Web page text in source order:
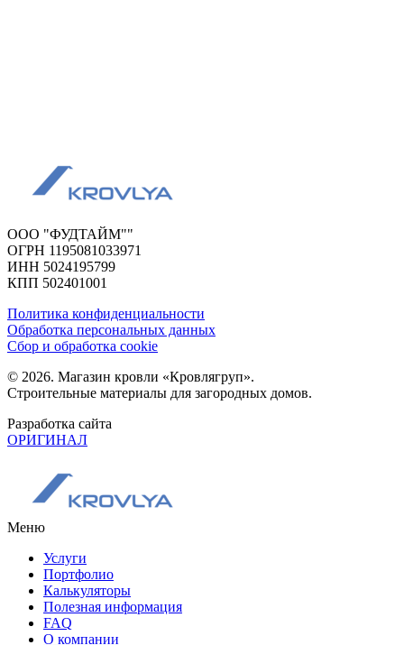
ООО "ФУДТАЙМ""
ОГРН 1195081033971
ИНН 5024195799
КПП 502401001
Политика конфиденциальности
Обработка персональных данных
Сбор и обработка cookie
© 2026. Магазин кровли «Кровлягруп».
Строительные материалы для загородных домов.
Разработка сайта
ОРИГИНАЛ
Меню
Услуги
Портфолио
Калькуляторы
Полезная информация
FAQ
О компании